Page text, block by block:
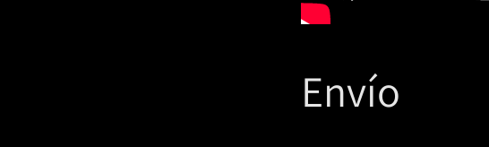
Envío